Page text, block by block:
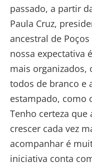
passado, a partir
Paula Cruz,
ancestral de Poços
nossa expectativa
mais organizados,
todos de branco e
estampado, como
Tenho certeza
crescer cada vez
acompanhar é
iniciativa conta